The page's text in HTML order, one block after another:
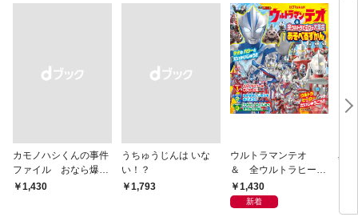
カモノハシくんの事件
ファイル おなら爆
弾！ 危機イッパツ編
￥1,430
うちゅうじんは いな
い！？
￥1,793
ウルトラマンテオ
＆ 全ウルトラヒーロ
ー大集合 あそべるず
かん
1,430
新着
星